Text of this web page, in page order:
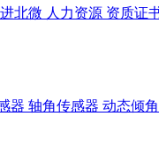
北微 人力资源 资质证
器 轴角传感器 动态倾